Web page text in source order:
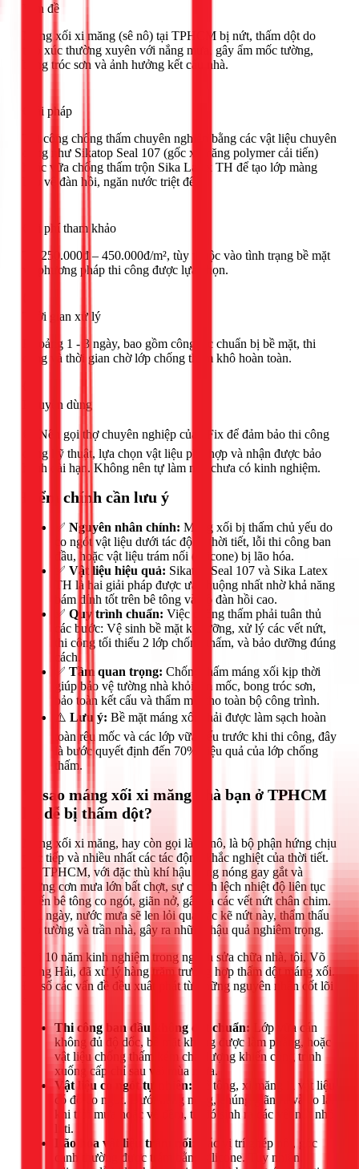
Vấn đề
Máng xối xi măng (sê nô) tại TPHCM bị nứt, thấm dột do
tiếp xúc thường xuyên với nắng mưa, gây ẩm mốc tường,
bong tróc sơn và ảnh hưởng kết cấu nhà.
Giải pháp
Thi công chống thấm chuyên nghiệp bằng các vật liệu chuyên
dụng như Sikatop Seal 107 (gốc xi măng polymer cải tiến)
hoặc vữa chống thấm trộn Sika Latex TH để tạo lớp màng
bảo vệ đàn hồi, ngăn nước triệt để.
Chi phí tham khảo
Từ 250.000đ – 450.000đ/m², tùy thuộc vào tình trạng bề mặt
và phương pháp thi công được lựa chọn.
Thời gian xử lý
Khoảng 1 - 3 ngày, bao gồm công tác chuẩn bị bề mặt, thi
công và thời gian chờ lớp chống thấm khô hoàn toàn.
Khuyên dùng
🟢 Nên gọi thợ chuyên nghiệp của 1Fix để đảm bảo thi công
đúng kỹ thuật, lựa chọn vật liệu phù hợp và nhận được bảo
hành dài hạn. Không nên tự làm nếu chưa có kinh nghiệm.
Điểm chính cần lưu ý
✅ Nguyên nhân chính: Máng xối bị thấm chủ yếu do
co ngót vật liệu dưới tác động thời tiết, lỗi thi công ban
đầu, hoặc vật liệu trám nối (silicone) bị lão hóa.
✅ Vật liệu hiệu quả: Sikatop Seal 107 và Sika Latex
TH là hai giải pháp được ưa chuộng nhất nhờ khả năng
bám dính tốt trên bê tông và độ đàn hồi cao.
✅ Quy trình chuẩn: Việc chống thấm phải tuân thủ
các bước: Vệ sinh bề mặt kỹ lưỡng, xử lý các vết nứt,
thi công tối thiểu 2 lớp chống thấm, và bảo dưỡng đúng
cách.
✅ Tầm quan trọng: Chống thấm máng xối kịp thời
giúp bảo vệ tường nhà khỏi ẩm mốc, bong tróc sơn,
bảo toàn kết cấu và thẩm mỹ cho toàn bộ công trình.
⚠️ Lưu ý: Bề mặt máng xối phải được làm sạch hoàn
toàn rêu mốc và các lớp vữa yếu trước khi thi công, đây
là bước quyết định đến 70% hiệu quả của lớp chống
thấm.
Vì sao máng xối xi măng nhà bạn ở TPHCM
lại dễ bị thấm dột?
Máng xối xi măng, hay còn gọi là sê nô, là bộ phận hứng chịu
trực tiếp và nhiều nhất các tác động khắc nghiệt của thời tiết.
Tại TPHCM, với đặc thù khí hậu nắng nóng gay gắt và
những cơn mưa lớn bất chợt, sự chênh lệch nhiệt độ liên tục
khiến bê tông co ngót, giãn nở, gây ra các vết nứt chân chim.
Lâu ngày, nước mưa sẽ len lỏi qua các kẽ nứt này, thẩm thấu
vào tường và trần nhà, gây ra những hậu quả nghiêm trọng.
Với 10 năm kinh nghiệm trong ngành sửa chữa nhà, tôi, Võ
Hồng Hải, đã xử lý hàng trăm trường hợp thấm dột máng xối.
Đa số các vấn đề đều xuất phát từ những nguyên nhân cốt lõi
Thi công ban đầu không đạt chuẩn: Lớp vữa cán
không đủ độ dốc, bề mặt không được làm phẳng, hoặc
vật liệu chống thấm kém chất lượng khiến công trình
xuống cấp chỉ sau vài mùa mưa.
Vật liệu co ngót tự nhiên: Bê tông, xi măng là vật liệu
có độ co ngót. Dưới nắng nóng, chúng giãn ra và co lại
khi trời mưa hoặc về đêm, từ đó sinh ra các vết nứt nhỏ
li ti.
Lão hóa vật liệu trám nối:
Các vị trí ghép nối, góc
cạnh thường được trám bằng silicone. Tuy nhiên,